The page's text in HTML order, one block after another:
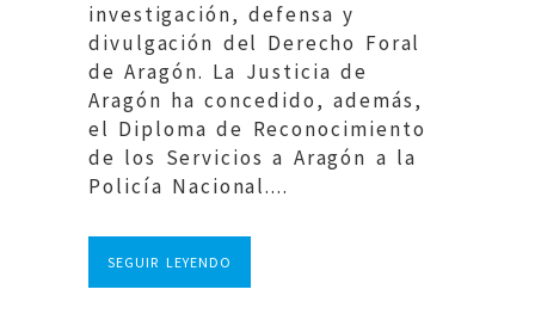
investigación, defensa y
divulgación del Derecho Foral
de Aragón. La Justicia de
Aragón ha concedido, además,
el Diploma de Reconocimiento
de los Servicios a Aragón a la
Policía Nacional....
SEGUIR LEYENDO